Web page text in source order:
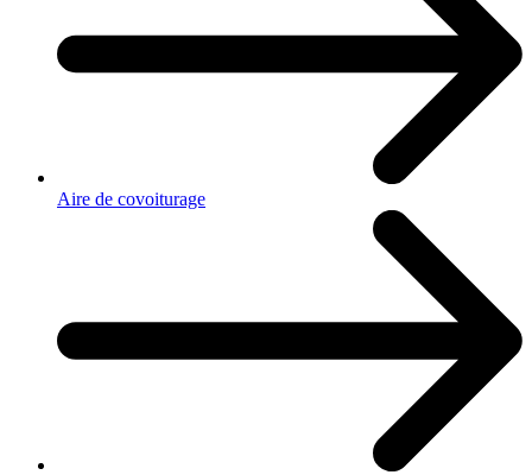
Aire de covoiturage